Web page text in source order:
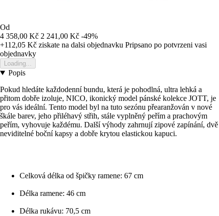
Od
4 358,00 Kč 2 241,00 Kč -49%
+112,05 Kč ziskate na dalsi objednavku Pripsano po potvrzeni vasi
objednavky
Loading...
Popis
Pokud hledáte každodenní bundu, která je pohodlná, ultra lehká a
přitom dobře izoluje, NICO, ikonický model pánské kolekce JOTT, je
pro vás ideální. Tento model byl na tuto sezónu přearanžován v nové
škále barev, jeho přiléhavý střih, stále vyplněný peřím a prachovým
peřím, vyhovuje každému. Další výhody zahrnují zipové zapínání, dvě
neviditelné boční kapsy a dobře krytou elastickou kapuci.
Celková délka od špičky ramene: 67 cm
Délka ramene: 46 cm
Délka rukávu: 70,5 cm